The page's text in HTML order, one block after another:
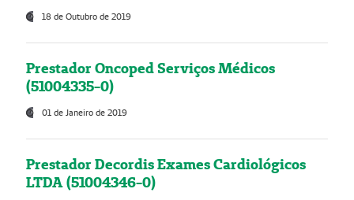
18 de Outubro de 2019
Prestador Oncoped Serviços Médicos
(51004335-0)
01 de Janeiro de 2019
Prestador Decordis Exames Cardiológicos
LTDA (51004346-0)